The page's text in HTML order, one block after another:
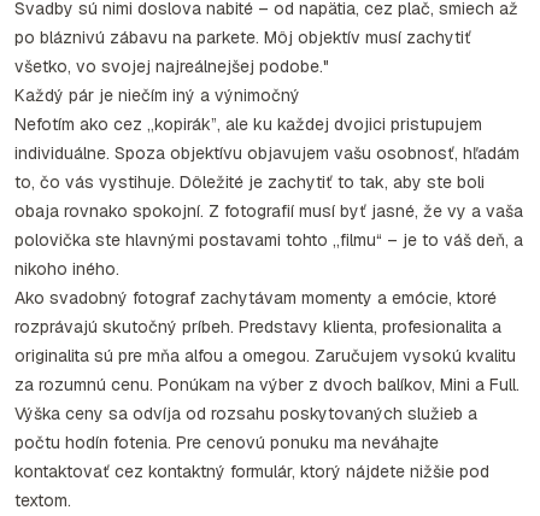
Svadby sú nimi doslova nabité – od napätia, cez plač, smiech až
po bláznivú zábavu na parkete. Môj objektív musí zachytiť
všetko, vo svojej najreálnejšej podobe."
Každý pár je niečím iný a výnimočný
Nefotím ako cez „kopirák”, ale ku každej dvojici pristupujem
individuálne. Spoza objektívu objavujem vašu osobnosť, hľadám
to, čo vás vystihuje. Dôležité je zachytiť to tak, aby ste boli
obaja rovnako spokojní. Z fotografií musí byť jasné, že vy a vaša
polovička ste hlavnými postavami tohto „filmu“ – je to váš deň, a
nikoho iného.
Ako svadobný fotograf zachytávam momenty a emócie, ktoré
rozprávajú skutočný príbeh. Predstavy klienta, profesionalita a
originalita sú pre mňa alfou a omegou. Zaručujem vysokú kvalitu
za rozumnú cenu. Ponúkam na výber z dvoch balíkov, Mini a Full.
Výška ceny sa odvíja od rozsahu poskytovaných služieb a
počtu hodín fotenia. Pre cenovú ponuku ma neváhajte
kontaktovať cez kontaktný formulár, ktorý nájdete nižšie pod
textom.